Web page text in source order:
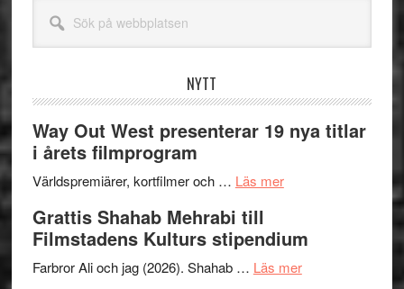
webbplatsen
NYTT
Way Out West presenterar 19 nya titlar
i årets filmprogram
Världspremiärer, kortfilmer och … Läs merom
West
presenterar
Grattis Shahab Mehrabi till
Filmstadens Kulturs stipendium
Farbror Ali och jag (2026). Shahab … Läs merom